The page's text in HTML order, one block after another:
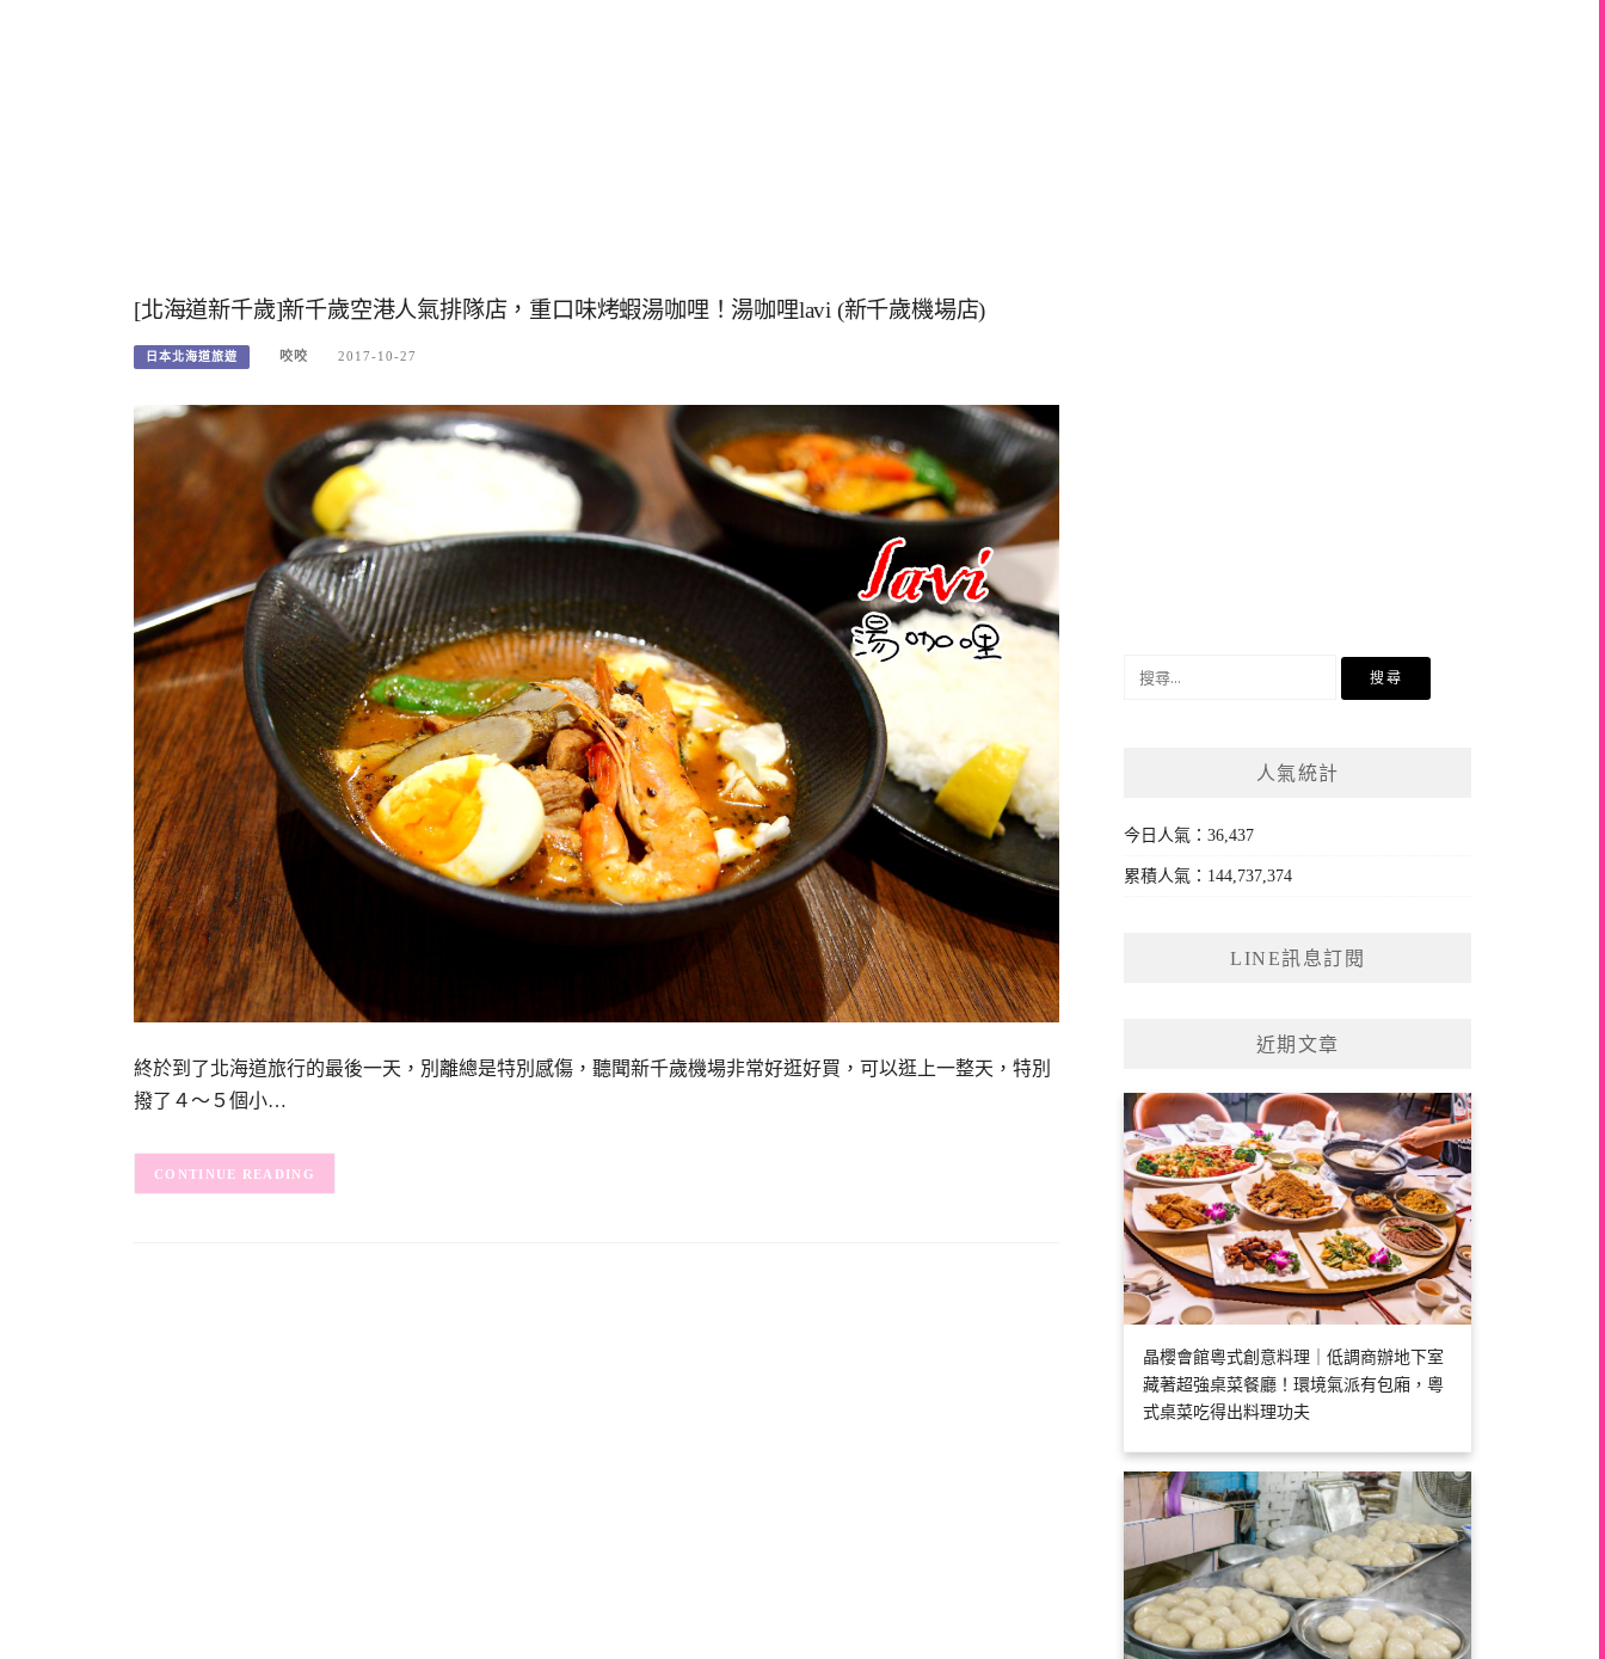
[北海道新千歲]新千歲空港人氣排隊店，重口味烤蝦湯咖哩！湯咖哩lavi (新千歲機場店)
日本北海道旅遊 咬咬 2017-10-27
終於到了北海道旅行的最後一天，別離總是特別感傷，聽聞新千歲機場非常好逛好買，可以逛上一整天，特別
撥了４～５個小…
CONTINUE READING
人氣統計
今日人氣：36,437
累積人氣：144,737,374
LINE訊息訂閱
近期文章
晶櫻會館粵式創意料理｜低調商辦地下室
藏著超強桌菜餐廳！環境氣派有包廂，粵
式桌菜吃得出料理功夫